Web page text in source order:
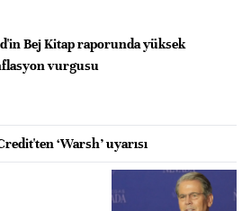
Bej Kitap raporunda yüksek
vurgusu
‘Warsh’ uyarısı